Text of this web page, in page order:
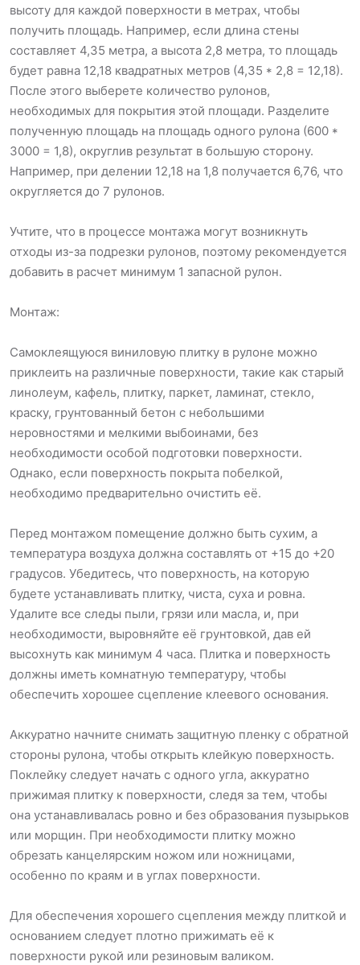
высоту для каждой поверхности в метрах, чтобы
получить площадь. Например, если длина стены
составляет 4,35 метра, а высота 2,8 метра, то площадь
будет равна 12,18 квадратных метров (4,35 * 2,8 = 12,18).
После этого выберете количество рулонов,
необходимых для покрытия этой площади. Разделите
полученную площадь на площадь одного рулона (600 *
3000 = 1,8), округлив результат в большую сторону.
Например, при делении 12,18 на 1,8 получается 6,76, что
округляется до 7 рулонов.
Учтите, что в процессе монтажа могут возникнуть
отходы из-за подрезки рулонов, поэтому рекомендуется
добавить в расчет минимум 1 запасной рулон.
Монтаж:
Самоклеящуюся виниловую плитку в рулоне можно
приклеить на различные поверхности, такие как старый
линолеум, кафель, плитку, паркет, ламинат, стекло,
краску, грунтованный бетон с небольшими
неровностями и мелкими выбоинами, без
необходимости особой подготовки поверхности.
Однако, если поверхность покрыта побелкой,
необходимо предварительно очистить её.
Перед монтажом помещение должно быть сухим, а
температура воздуха должна составлять от +15 до +20
градусов. Убедитесь, что поверхность, на которую
будете устанавливать плитку, чиста, суха и ровна.
Удалите все следы пыли, грязи или масла, и, при
необходимости, выровняйте её грунтовкой, дав ей
высохнуть как минимум 4 часа. Плитка и поверхность
должны иметь комнатную температуру, чтобы
обеспечить хорошее сцепление клеевого основания.
Аккуратно начните снимать защитную пленку с обратной
стороны рулона, чтобы открыть клейкую поверхность.
Поклейку следует начать с одного угла, аккуратно
прижимая плитку к поверхности, следя за тем, чтобы
она устанавливалась ровно и без образования пузырьков
или морщин. При необходимости плитку можно
обрезать канцелярским ножом или ножницами,
особенно по краям и в углах поверхности.
Для обеспечения хорошего сцепления между плиткой и
основанием следует плотно прижимать её к
поверхности рукой или резиновым валиком.